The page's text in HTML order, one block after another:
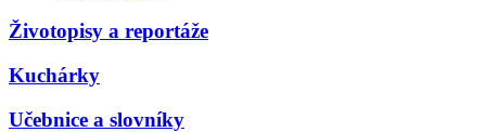
Životopisy a reportáže
Kuchárky
Učebnice a slovníky